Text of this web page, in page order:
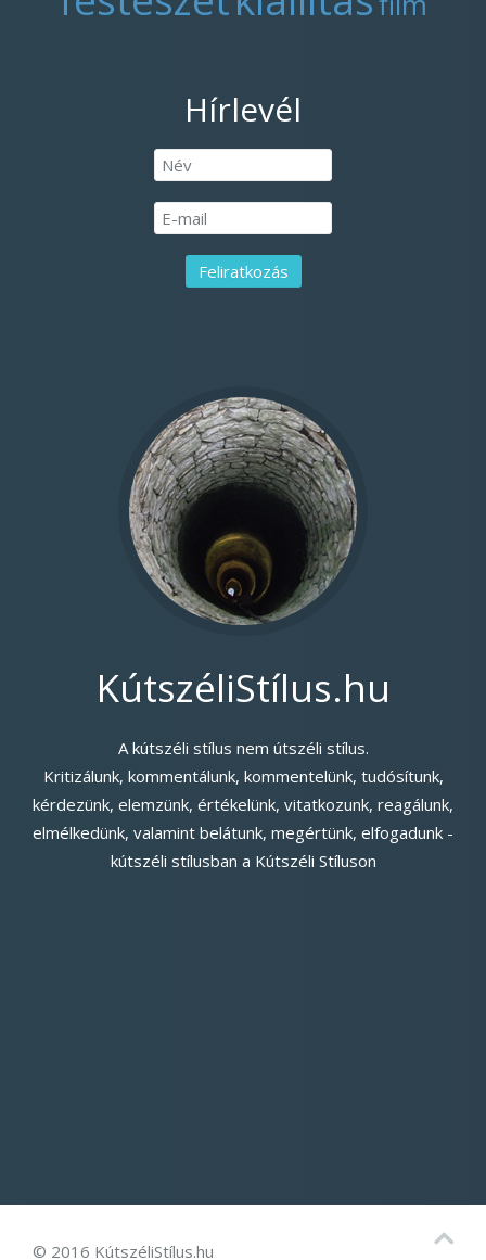
Hírlevél
KútszéliStílus.hu
A kútszéli stílus nem útszéli stílus.
Kritizálunk, kommentálunk, kommentelünk, tudósítunk,
kérdezünk, elemzünk, értékelünk, vitatkozunk, reagálunk,
elmélkedünk, valamint belátunk, megértünk, elfogadunk -
kútszéli stílusban a Kútszéli Stíluson
© 2016 KútszéliStílus.hu